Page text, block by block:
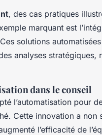
, des cas pratiques
marquant est
solutions
analyses stratégiques,
dans le conseil
l’automatisation pour
Cette innovation a non
l’efficacité de